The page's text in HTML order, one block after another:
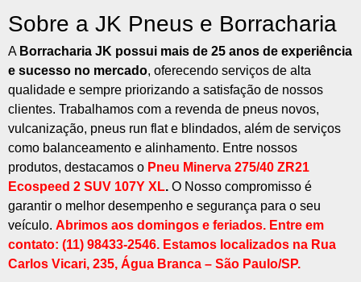
Sobre a JK Pneus e Borracharia
A Borracharia JK possui mais de 25 anos de experiência
e sucesso no mercado, oferecendo serviços de alta
qualidade e sempre priorizando a satisfação de nossos
clientes. Trabalhamos com a revenda de pneus novos,
vulcanização, pneus run flat e blindados, além de serviços
como balanceamento e alinhamento. Entre nossos
produtos, destacamos o Pneu Minerva 275/40 ZR21
Ecospeed 2 SUV 107Y XL. O Nosso compromisso é
garantir o melhor desempenho e segurança para o seu
veículo. Abrimos aos domingos e feriados. Entre em
contato: (11) 98433-2546. Estamos localizados na Rua
Carlos Vicari, 235, Água Branca – São Paulo/SP.